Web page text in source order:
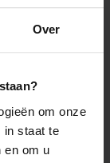
Over
om onze
in staat te
en om u
nationaliteit)
(enkel op